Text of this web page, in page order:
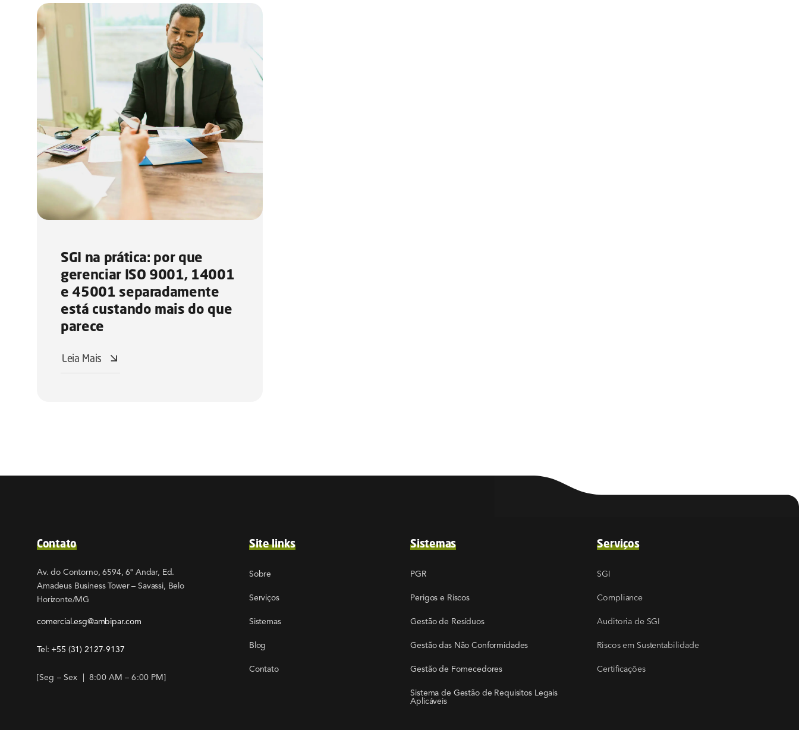
SGI na prática: por que
gerenciar ISO 9001, 14001
e 45001 separadamente
está custando mais do que
parece
Leia Mais
Contato
Av. do Contorno, 6594, 6º Andar, Ed.
Amadeus Business Tower – Savassi, Belo
Horizonte/MG
comercial.esg@ambipar.com
Tel: +55 (31) 2127-9137
[Seg – Sex | 8:00 AM – 6:00 PM]
Site links
Sobre
Serviços
Sistemas
Blog
Contato
Sistemas
PGR
Perigos e Riscos
Gestão de Resíduos
Gestão das Não Conformidades
Gestão de Fornecedores
Sistema de Gestão de Requisitos Legais
Aplicáveis
Serviços
SGI
Compliance
Auditoria de SGI
Riscos em Sustentabilidade
Certificações